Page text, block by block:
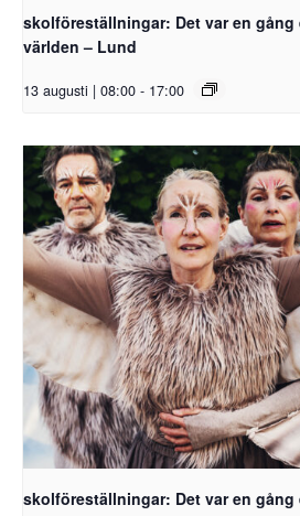
skolföreställningar: Det var en gång
världen – Lund
13 augusti | 08:00 - 17:00
skolföreställningar: Det var en gång